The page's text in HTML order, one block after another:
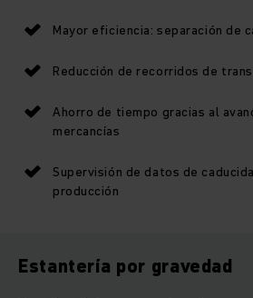
Mayor eficiencia: separación de
Reducción de recorridos de
Ahorro de tiempo gracias al
mercancías
Supervisión de datos de
producción
Estantería por gravedad